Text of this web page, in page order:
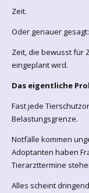
Zeit.
Oder genauer gesagt:
Zeit, die bewusst für
eingeplant wird.
Das eigentliche
Fast jede
Belastungsgrenze.
Notfälle kommen
Adoptanten haben
Tierarzttermine
Alles scheint